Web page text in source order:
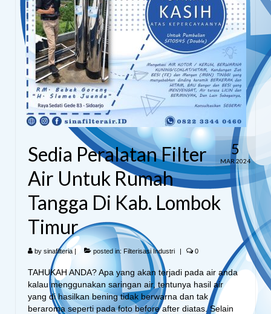
5
MAR 2024
Sedia Peralatan Filter
Air Untuk Rumah
Tangga Di Kab. Lombok
Timur
by sinafilteria | posted in: Filterisasi Industri | 0
TAHUKAH ANDA? Apa yang akan terjadi pada air anda
kalau menggunakan saringan air, tentunya hasil air
yang di hasilkan bening tidak berwarna dan tak
beraroma seperti pada foto before after diatas. Selain